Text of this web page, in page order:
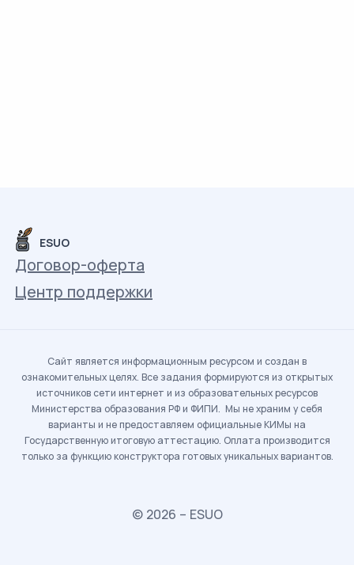
ESUO
Договор-оферта
Центр поддержки
Сайт является информационным ресурсом и создан в
ознакомительных целях. Все задания формируются из открытых
источников сети интернет и из образовательных ресурсов
Министерства образования РФ и ФИПИ. Мы не храним у себя
варианты и не предоставляем официальные КИМы на
Государственную итоговую аттестацию. Оплата производится
только за функцию конструктора готовых уникальных вариантов.
© 2026 – ESUO